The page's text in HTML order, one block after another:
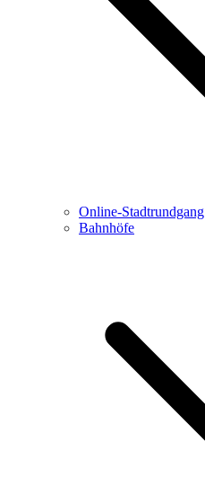
Online-Stadtrundgang
Bahnhöfe